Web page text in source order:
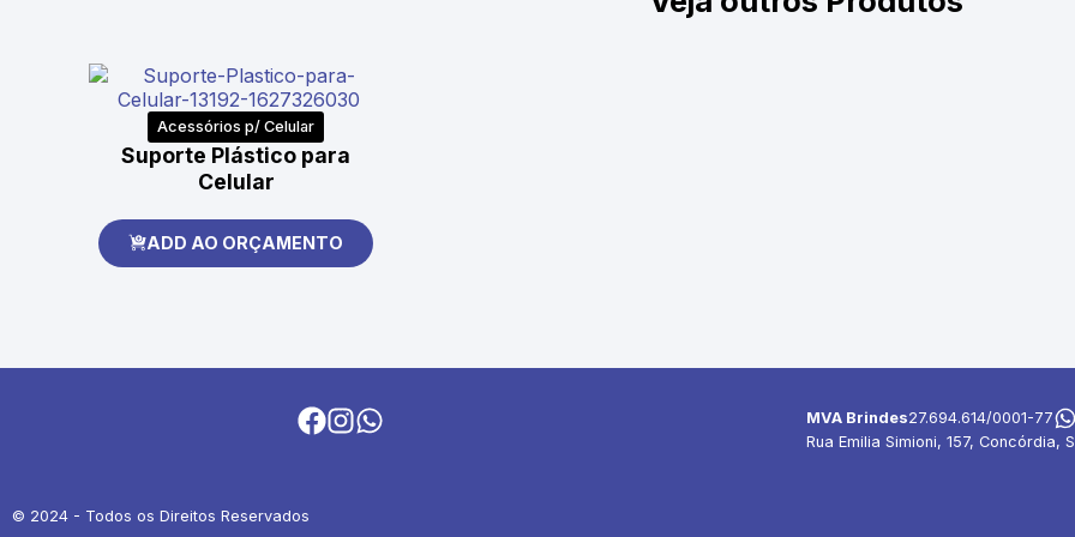
Acessórios p/ Celular
Suporte Plástico para
Celular
ADD AO ORÇAMENTO
MVA Brindes27.694.614/0001-77
Rua Emilia Simioni, 157, Concórdia,
© 2024 - Todos os Direitos Reservados